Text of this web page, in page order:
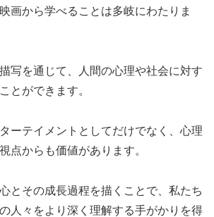
画から学べることは多岐にわたりま
写を通じて、人間の心理や社会に対す
とができます。
ーテイメントとしてだけでなく、心理
点からも価値があります。
とその成長過程を描くことで、私たち
人々をより深く理解する手がかりを得